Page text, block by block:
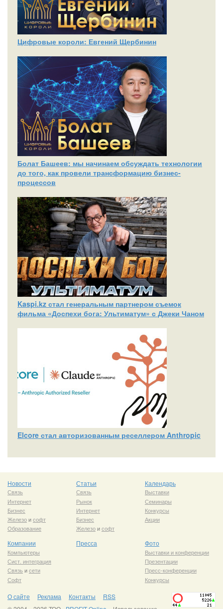
Цифровые короли: Евгений Щербинин
Болат Башеев: мы начинаем обсуждать технологии
до того, как провели трансформацию бизнес-
процессов
Kaspi.kz стал генеральным партнером съемок
фильма «Доспехи бога: Ультиматум» с Джеки Чаном
Elcore стал авторизованным реселлером Anthropic
Новости
Связь
Интернет
Бизнес
Железоисофт
Образование
Статьи
Связь
Рынок
Интернет
Бизнес
Железоисофт
Календарь
Выставки
Семинары
Конкурсы
Акции
Компании
Компьютеры
Сист. интеграция
Связь исети
Софт
Пресса Фото
Выставки и конференции
Презентации
Пресс-конференции
Конкурсы
О сайте Реклама Контакты
RSS